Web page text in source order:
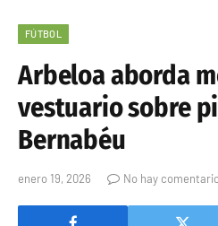
FÚTBOL
Arbeloa aborda
vestuario sobre
Bernabéu
enero 19, 2026 No hay